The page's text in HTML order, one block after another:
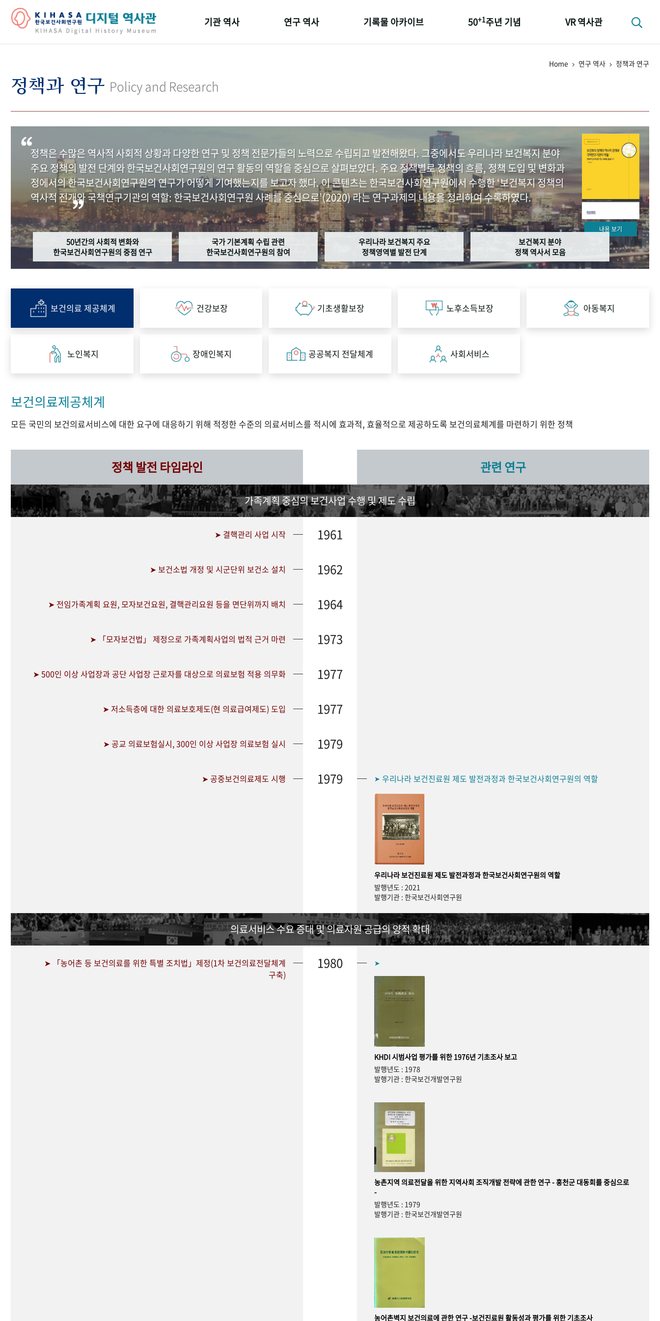
기관 역사
기관 변천사
연구 역사 기록물 아카이브 50+1주년 기념 VR 역사관
Home 연구 역사 정책과 연구
정책과 연구 Policy and Research
정책은 수많은 역사적 사회적 상황과 다양한 연구 및 정책 전문가들의 노력으로 수립되고 발전해왔다. 그중에서도 우리나라 보건복지 분야
주요 정책의 발전 단계와 한국보건사회연구원의 연구 활동의 역할을 중심으로 살펴보았다. 주요 정책별로 정책의 흐름, 정책 도입 및 변화과
정에서의 한국보건사회연구원의 연구가 어떻게 기여했는지를 보고자 했다. 이 콘텐츠는 한국보건사회연구원에서 수행한 ‘보건복지 정책의
역사적 전개와 국책연구기관의 역할: 한국보건사회연구원 사례를 중심으로’(2020) 라는 연구과제의 내용을 정리하여 수록하였다.
내용 보기
50년간의 사회적 변화와
한국보건사회연구원의 중점 연구
국가 기본계획 수립 관련
한국보건사회연구원의 참여
우리나라 보건복지 주요
정책영역별 발전 단계
보건복지 분야
정책 역사서 모음
보건의료 제공체계 건강보장 기초생활보장 노후소득보장 아동복지
노인복지 장애인복지 공공복지 전달체계 사회서비스
보건의료제공체계
모든 국민의 보건의료서비스에 대한 요구에 대응하기 위해 적정한 수준의 의료서비스를 적시에 효과적, 효율적으로 제공하도록 보건의료체계를 마련하기 위한 정책
정책 발전 타임라인 관련 연구
가족계획 중심의 보건사업 수행 및 제도 수립
➤ 결핵관리 사업 시작 1961
➤ 보건소법 개정 및 시군단위 보건소 설치 1962
➤ 전임가족계획 요원, 모자보건요원, 결핵관리요원 등을 면단위까지 배치 1964
➤ 「모자보건법」 제정으로 가족계획사업의 법적 근거 마련 1973
➤ 500인 이상 사업장과 공단 사업장 근로자를 대상으로 의료보험 적용 의무화 1977
➤ 저소득층에 대한 의료보호제도(현 의료급여제도) 도입 1977
➤ 공교 의료보험실시, 300인 이상 사업장 의료보험 실시 1979
➤ 공중보건의료제도 시행 1979 ➤ 우리나라 보건진료원 제도 발전과정과 한국보건사회연구원의 역할
우리나라 보건진료원 제도 발전과정과 한국보건사회연구원의 역할
발행년도 : 2021
발행기관 : 한국보건사회연구원
의료서비스 수요 증대 및 의료자원 공급의 양적 확대
➤ 「농어촌 등 보건의료를 위한 특별 조치법」제정(1차 보건의료전달체계
구축)
1980 ➤
KHDI 시범사업 평가를 위한 1976년 기초조사 보고
발행년도 : 1978
발행기관 : 한국보건개발연구원
농촌지역 의료전달을 위한 지역사회 조직개발 전략에 관한 연구 - 홍천군 대동회를 중심으로
-
발행년도 : 1979
발행기관 : 한국보건개발연구원
농어촌벽지 보건의료에 관한 연구 -보건진료원 활동성과 평가를 위한 기초조사